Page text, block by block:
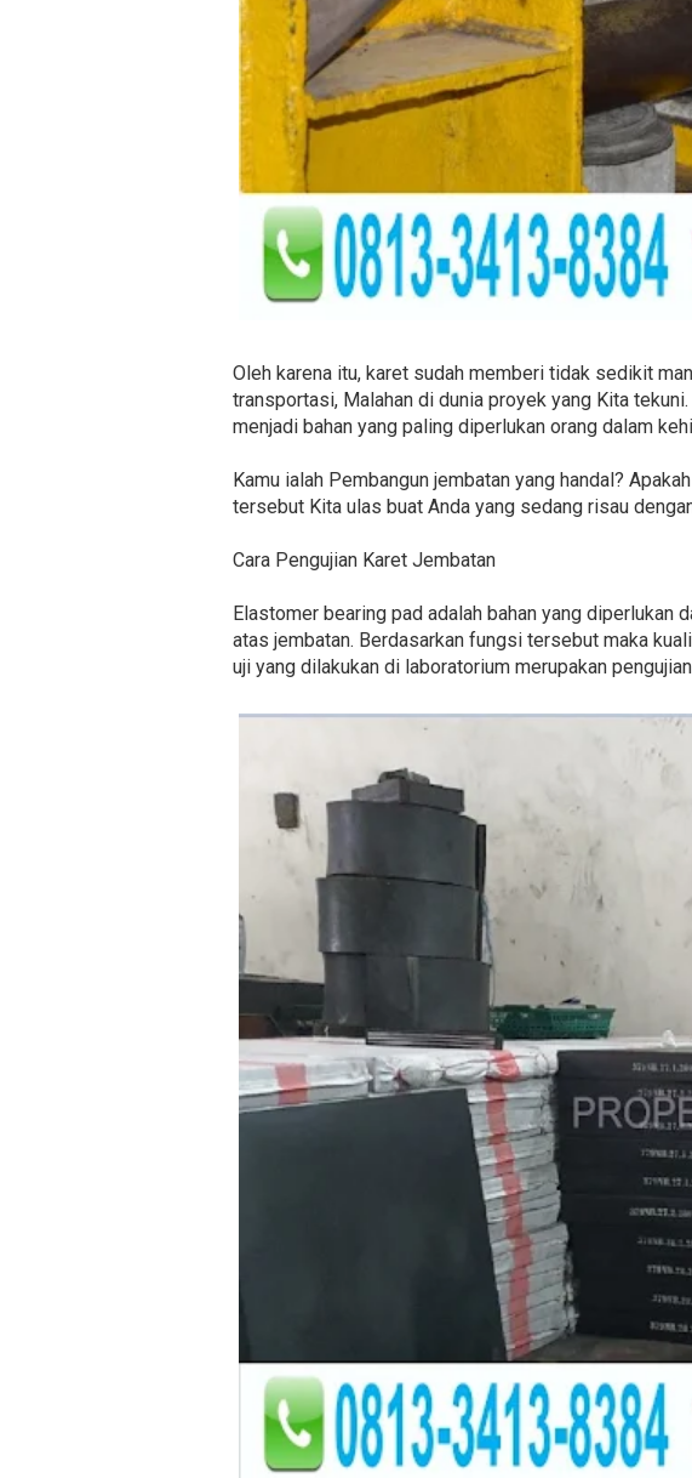
Oleh karena itu, karet sudah memberi tidak sedikit
transportasi, Malahan di dunia proyek yang Kita
menjadi bahan yang paling diperlukan orang dalam
Kamu ialah Pembangun jembatan yang handal?
tersebut Kita ulas buat Anda yang sedang risau
Cara Pengujian Karet Jembatan
Elastomer bearing pad adalah bahan yang diperlukan
atas jembatan. Berdasarkan fungsi tersebut maka
uji yang dilakukan di laboratorium merupakan